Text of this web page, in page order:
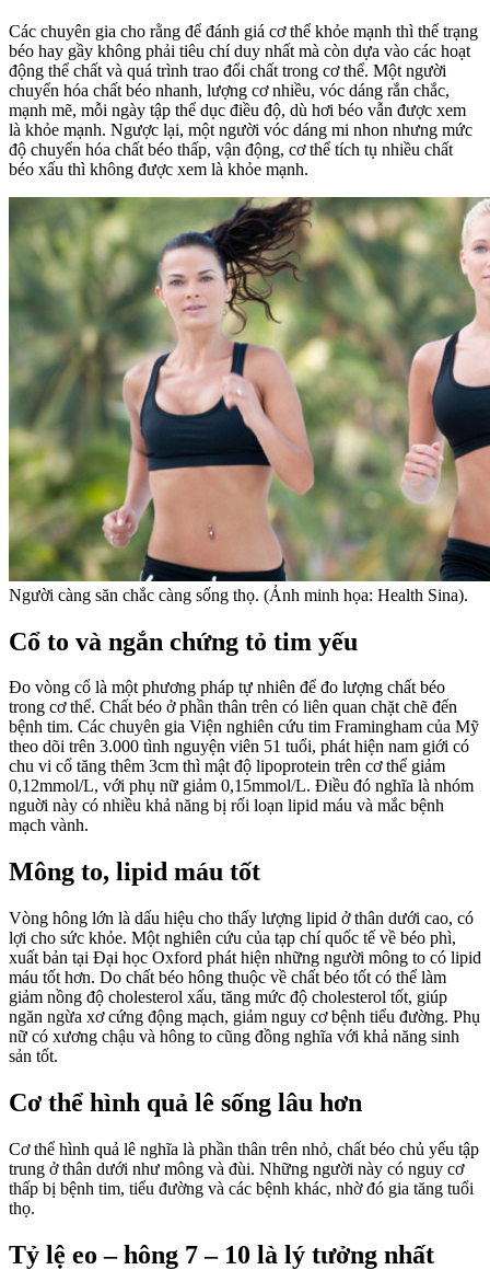
Các chuyên gia cho rằng để đánh giá cơ thể khỏe mạnh thì thể trạng
béo hay gầy không phải tiêu chí duy nhất mà còn dựa vào các hoạt
động thể chất và quá trình trao đổi chất trong cơ thể. Một người
chuyển hóa chất béo nhanh, lượng cơ nhiều, vóc dáng rắn chắc,
mạnh mẽ, mỗi ngày tập thể dục điều độ, dù hơi béo vẫn được xem
là khỏe mạnh. Ngược lại, một người vóc dáng mi nhon nhưng mức
độ chuyển hóa chất béo thấp, vận động, cơ thể tích tụ nhiều chất
béo xấu thì không được xem là khỏe mạnh.
Người càng săn chắc càng sống thọ. (Ảnh minh họa: Health Sina).
Cổ to và ngắn chứng tỏ tim yếu
Đo vòng cổ là một phương pháp tự nhiên để đo lượng chất béo
trong cơ thể. Chất béo ở phần thân trên có liên quan chặt chẽ đến
bệnh tim. Các chuyên gia Viện nghiên cứu tim Framingham của Mỹ
theo dõi trên 3.000 tình nguyện viên 51 tuổi, phát hiện nam giới có
chu vi cổ tăng thêm 3cm thì mật độ lipoprotein trên cơ thể giảm
0,12mmol/L, với phụ nữ giảm 0,15mmol/L. Điều đó nghĩa là nhóm
nguời này có nhiều khả năng bị rối loạn lipid máu và mắc bệnh
mạch vành.
Mông to, lipid máu tốt
Vòng hông lớn là dấu hiệu cho thấy lượng lipid ở thân dưới cao, có
lợi cho sức khỏe. Một nghiên cứu của tạp chí quốc tế về béo phì,
xuất bản tại Đại học Oxford phát hiện những người mông to có lipid
máu tốt hơn. Do chất béo hông thuộc về chất béo tốt có thể làm
giảm nồng độ cholesterol xấu, tăng mức độ cholesterol tốt, giúp
ngăn ngừa xơ cứng động mạch, giảm nguy cơ bệnh tiểu đường. Phụ
nữ có xương chậu và hông to cũng đồng nghĩa với khả năng sinh
sản tốt.
Cơ thể hình quả lê sống lâu hơn
Cơ thể hình quả lê nghĩa là phần thân trên nhỏ, chất béo chủ yếu tập
trung ở thân dưới như mông và đùi. Những người này có nguy cơ
thấp bị bệnh tim, tiểu đường và các bệnh khác, nhờ đó gia tăng tuổi
thọ.
Tỷ lệ eo – hông 7 – 10 là lý tưởng nhất